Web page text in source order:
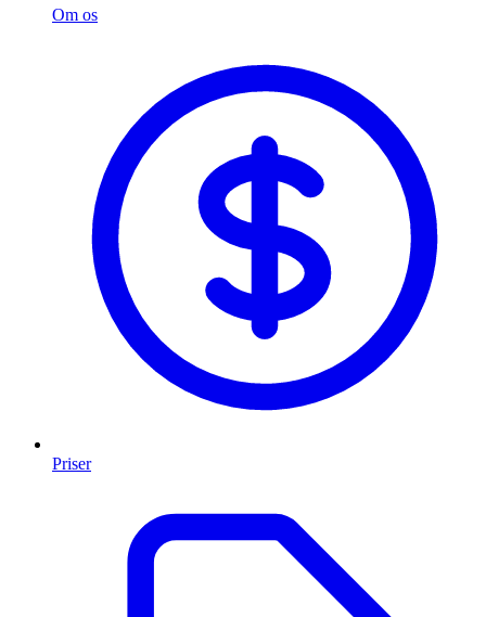
Om os
Priser